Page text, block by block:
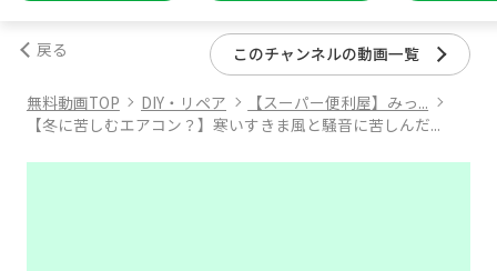
戻る このチャンネルの動画一覧
無料動画TOP DIY・リペア
【スーパー便利屋】みっ...
【冬に苦しむエアコン？】寒いすきま風と騒音に苦しんだ...